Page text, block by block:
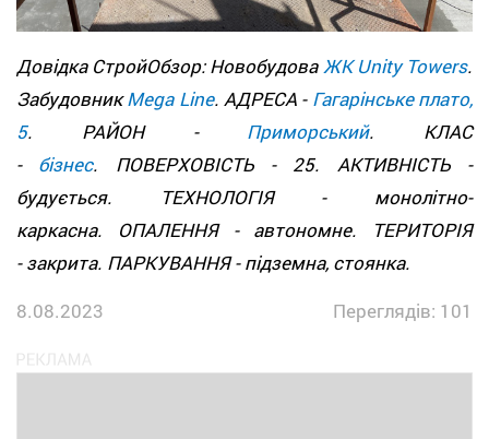
Довідка СтройОбзор: НовобудоваЖК Unity Towers.
ЗабудовникMega Line. АДРЕСА - Гагарінське плато,
5. РАЙОН - Приморський. КЛАС
- бізнес. ПОВЕРХОВІСТЬ - 25. АКТИВНІСТЬ -
будується. ТЕХНОЛОГІЯ - монолітно-
каркасна. ОПАЛЕННЯ - автономне. ТЕРИТОРІЯ
- закрита. ПАРКУВАННЯ - підземна, стоянка.
8.08.2023
Переглядів: 101